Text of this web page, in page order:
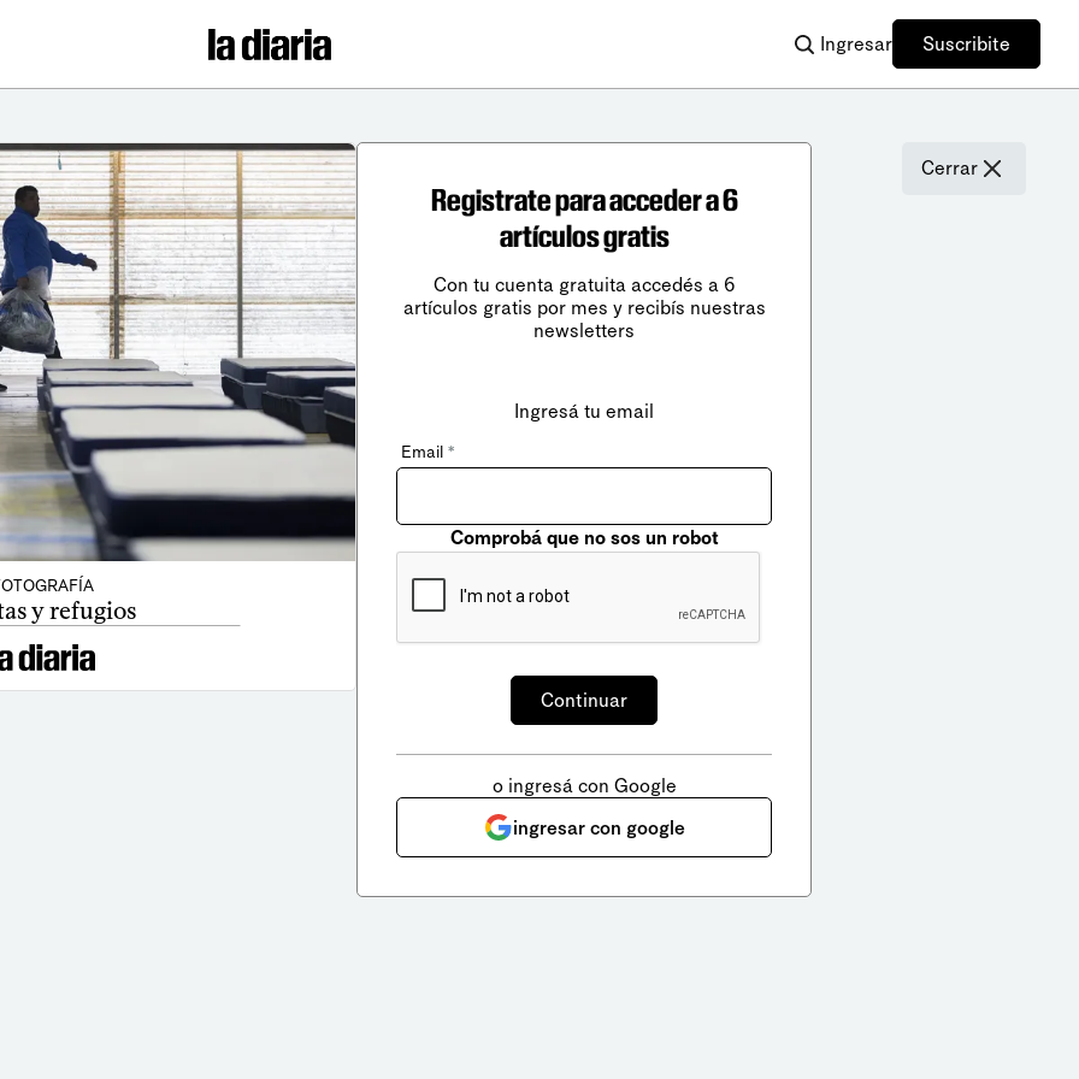
Ingresar Suscribite
y refugios
Cerrar
Registrate para acceder a 6
artículos gratis
Con tu cuenta gratuita accedés a 6
artículos gratis por mes y recibís nuestras
newsletters
Ingresá tu email
Email *
Comprobá que no sos un robot
o ingresá con Google
ingresar con google